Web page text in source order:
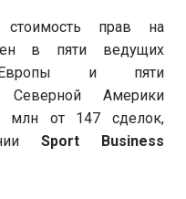
стоимость прав на
в пяти ведущих
Европы и пяти
Северной Америки
млн от 147 сделок,
Sport Business